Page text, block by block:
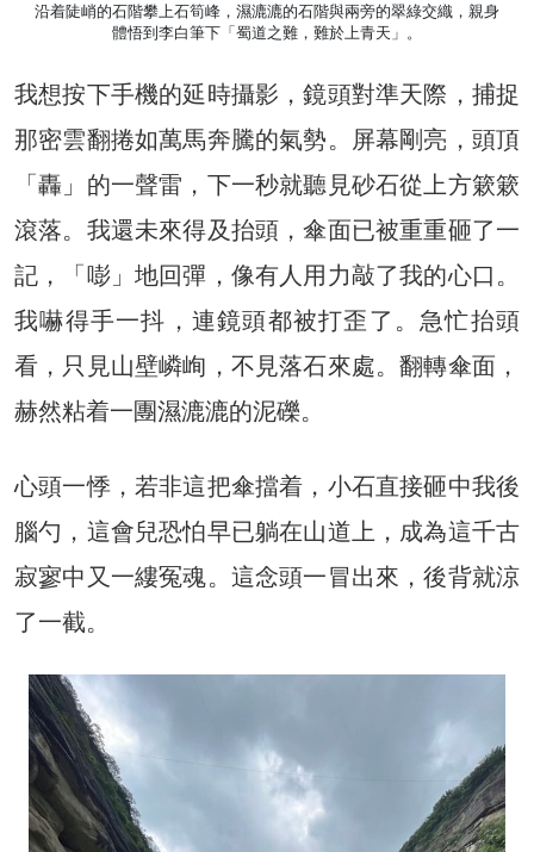
沿着陡峭的石階攀上石筍峰，濕漉漉的石階與兩旁的翠綠交織，親身
體悟到李白筆下「蜀道之難，難於上青天」。
我想按下手機的延時攝影，鏡頭對準天際，捕捉
那密雲翻捲如萬馬奔騰的氣勢。屏幕剛亮，頭頂
「轟」的一聲雷，下一秒就聽見砂石從上方簌簌
滾落。我還未來得及抬頭，傘面已被重重砸了一
記，「嘭」地回彈，像有人用力敲了我的心口。
我嚇得手一抖，連鏡頭都被打歪了。急忙抬頭
看，只見山壁嶙峋，不見落石來處。翻轉傘面，
赫然粘着一團濕漉漉的泥礫。
心頭一悸，若非這把傘擋着，小石直接砸中我後
腦勺，這會兒恐怕早已躺在山道上，成為這千古
寂寥中又一縷冤魂。這念頭一冒出來，後背就涼
了一截。